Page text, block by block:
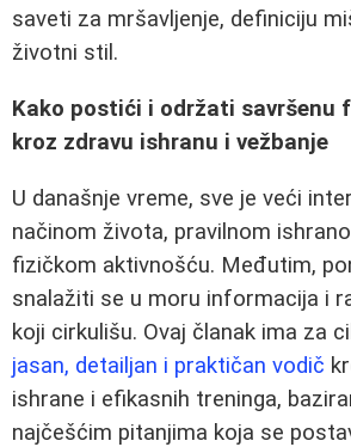
saveti za mršavljenje, definiciju
životni stil.
Kako postići i održati savršenu
kroz zdravu ishranu i vežbanje
U današnje vreme, sve je veći
načinom života, pravilnom
fizičkom aktivnošću. Međutim,
snalažiti se u moru informacija i
koji cirkulišu. Ovaj članak ima za
jasan, detailjan i praktičan vodič
ishrane i efikasnih treninga,
najčešćim pitanjima koja se